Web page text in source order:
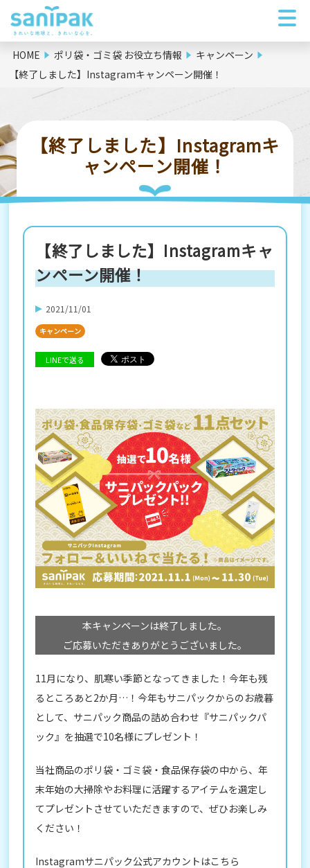
HOME ポリ袋・ゴミ袋 お役立ち情報
キャンペーン
【終了しました】Instagramキャンペーン開催！
【終了しました】Instagramキ
ャンペーン開催！
【終了しました】Instagramキャ
ンペーン開催！
2021/11/01
キャンペーン
LINEで送る
本キャンペーンは終了しました。
ご応募いただきありがとうございました。
11月になり、肌寒い季節となってきました！今年も残
るところあと2か月…！今年もサニパックからのお歳暮
として、サニパック商品の詰め合わせ『サニパックパ
ック』を抽選で10名様にプレゼント！
当社商品のポリ袋・ゴミ袋・食品保存袋の中から、年
末年始の大掃除やお料理に活躍するアイテムを選定し
てプレゼントさせていただきますので、ぜひお楽しみ
ください！
Instagramサニパック公式アカウントはこちら